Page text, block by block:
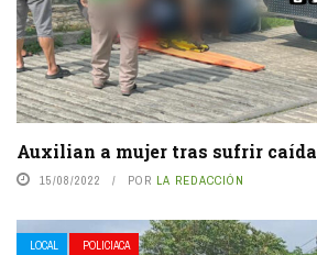
Auxilian a mujer tras sufrir caída
15/08/2022 POR LA REDACCIÓN
LOCAL POLICIACA